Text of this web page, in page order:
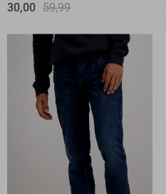
30,00 59,99